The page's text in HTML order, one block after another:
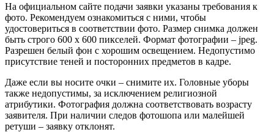
На официальном сайте подачи заявки указаны требования к
фото. Рекомендуем ознакомиться с ними, чтобы
удостовериться в соответствии фото. Размер снимка должен
быть строго 600 х 600 пикселей. Формат фотографии – jpeg.
Разрешен белый фон с хорошим освещением. Недопустимо
присутствие теней и посторонних предметов в кадре.
Даже если вы носите очки – снимите их. Головные уборы
также недопустимы, за исключением религиозной
атрибутики. Фотография должна соответствовать возрасту
заявителя. При наличии следов фотошопа или малейшей
ретуши – заявку отклонят.